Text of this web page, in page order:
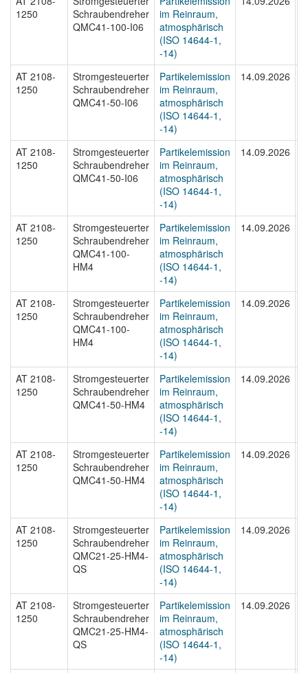
1250
Schraubendreher
QMC41-100-I06
im Reinraum,
atmosphärisch
(ISO 14644-1,
-14)
AT 2108-
1250
Stromgesteuerter
Schraubendreher
QMC41-50-I06
Partikelemission
im Reinraum,
atmosphärisch
(ISO 14644-1,
-14)
14.09.2026
AT 2108-
1250
Stromgesteuerter
Schraubendreher
QMC41-50-I06
Partikelemission
im Reinraum,
atmosphärisch
(ISO 14644-1,
-14)
14.09.2026
AT 2108-
1250
Stromgesteuerter
Schraubendreher
QMC41-100-
HM4
Partikelemission
im Reinraum,
atmosphärisch
(ISO 14644-1,
-14)
14.09.2026
AT 2108-
1250
Stromgesteuerter
Schraubendreher
QMC41-100-
HM4
Partikelemission
im Reinraum,
atmosphärisch
(ISO 14644-1,
-14)
14.09.2026
AT 2108-
1250
Stromgesteuerter
Schraubendreher
QMC41-50-HM4
Partikelemission
im Reinraum,
atmosphärisch
(ISO 14644-1,
-14)
14.09.2026
AT 2108-
1250
Stromgesteuerter
Schraubendreher
QMC41-50-HM4
Partikelemission
im Reinraum,
atmosphärisch
(ISO 14644-1,
-14)
14.09.2026
AT 2108-
1250
Stromgesteuerter
Schraubendreher
QMC21-25-HM4-
QS
Partikelemission
im Reinraum,
atmosphärisch
(ISO 14644-1,
-14)
14.09.2026
AT 2108-
1250
Stromgesteuerter
Schraubendreher
QMC21-25-HM4-
QS
Partikelemission
im Reinraum,
atmosphärisch
(ISO 14644-1,
-14)
14.09.2026